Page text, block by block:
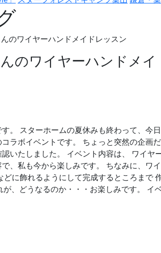
のワイヤーハンドメイドレッスン
のワイヤーハンドメ
。 スターホームの夏休みも終わって、今
コラボイベントです。 ちょっと突然の企画
いたしました。 イベント内容は、 ワイ
、私も今から楽しみです。 ちなみに、ワ
どに飾れるようにして完成するところま
が、どうなるのか・・・お楽しみです。 イ